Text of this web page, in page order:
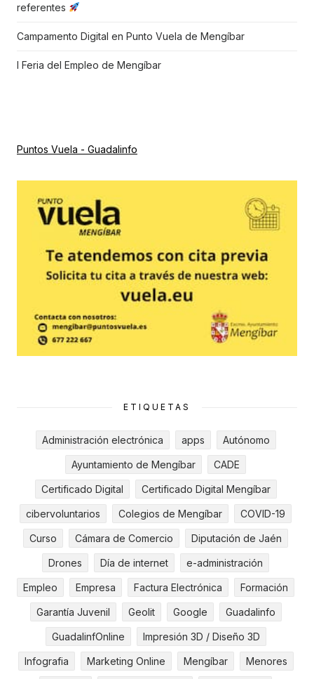
referentes
Campamento Digital en Punto Vuela de Mengíbar
I Feria del Empleo de Mengíbar
Puntos Vuela - Guadalinfo
ETIQUETAS
Administración electrónica apps Autónomo
Ayuntamiento de Mengíbar CADE
Certificado Digital Certificado Digital Mengíbar
cibervoluntarios Colegios de Mengíbar COVID-19
Curso Cámara de Comercio Diputación de Jaén
Drones Día de internet e-administración
Empleo Empresa Factura Electrónica Formación
Garantía Juvenil Geolit Google Guadalinfo
GuadalinfOnline Impresión 3D / Diseño 3D
Infografia Marketing Online Mengíbar Menores